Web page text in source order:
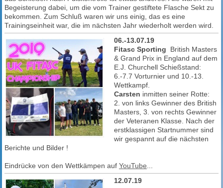
Begeisterung dabei, um die vom Trainer gestiftete Flasche Sekt zu
bekommen. Zum Schluß waren wir uns einig, das es eine
Trainingseinheit war, die im nächsten Jahr wiederholt werden wird.
06.-13.07.19
Fitasc Sporting British Masters
& Grand Prix in England auf dem
E.J. Churchell Schießstand:
6.-7.7 Vorturnier und 10.-13.
Wettkampf.
Carsten inmitten seiner Rotte:
2. von links Gewinner des British
Masters, 3. von rechts Gewinner
der Veteranen Klasse. Nach der
erstklassigen Startnummer sind
wir gespannt auf die nächsten
Berichte und Bilder !
Eindrücke von den Wettkämpen auf YouTube...
12.07.19